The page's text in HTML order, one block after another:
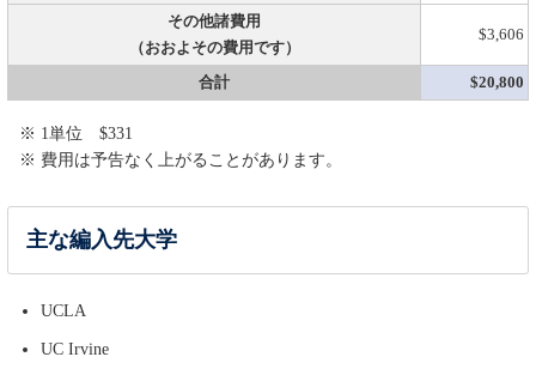
その他諸費用
（おおよその費用です）
$3,606
合計 $20,800
※ 1単位 $331
※ 費用は予告なく上がることがあります。
主な編入先大学
UCLA
UC Irvine